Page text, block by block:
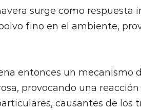
surge como respuesta
fino en el ambiente,
entonces un mecanismo
provocando una
causantes de los